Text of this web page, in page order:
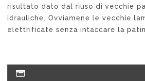
risultato dato dal riuso di vecchie
idrauliche. Ovviamene le vecchie
elettrificate senza intaccare la